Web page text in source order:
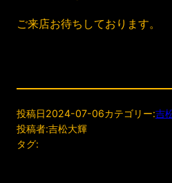
ご来店お待ちしております。
投稿日2024-07-06カテゴリー:吉
投稿者:吉松大輝
タグ: